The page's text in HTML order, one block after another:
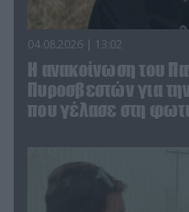
04.08.2026 | 13:02
Η ανακοίνωση του
Πυροσβεστών για
που γέλασε στη